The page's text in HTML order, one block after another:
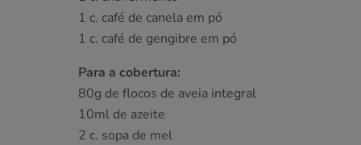
1 c. café de canela em pó
1 c. café de gengibre em pó
Para a cobertura:
80g de flocos de aveia integral
10ml de azeite
2 c. sopa de mel